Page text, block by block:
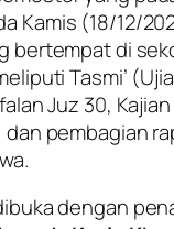
Kamis (18/12/
bertempat di
Tasmi’
Juz 30, Kajian
pembagian
dengan